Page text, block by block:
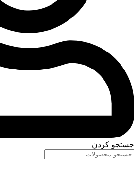
جستجو کردن